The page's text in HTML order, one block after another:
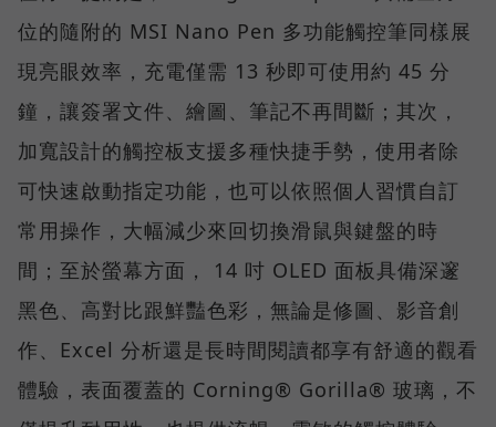
位的隨附的 MSI Nano Pen 多功能觸控筆同樣展
現亮眼效率，充電僅需 13 秒即可使用約 45 分
鐘，讓簽署文件、繪圖、筆記不再間斷；其次，
加寬設計的觸控板支援多種快捷手勢，使用者除
可快速啟動指定功能，也可以依照個人習慣自訂
常用操作，大幅減少來回切換滑鼠與鍵盤的時
間；至於螢幕方面， 14 吋 OLED 面板具備深邃
黑色、高對比跟鮮豔色彩，無論是修圖、影音創
作、Excel 分析還是長時間閱讀都享有舒適的觀看
體驗，表面覆蓋的 Corning® Gorilla® 玻璃，不